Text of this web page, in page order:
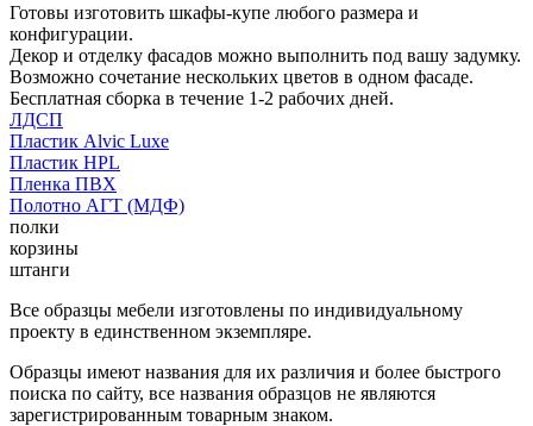
Готовы изготовить шкафы-купе любого размера и
конфигурации.
Декор и отделку фасадов можно выполнить под вашу задумку.
Возможно сочетание нескольких цветов в одном фасаде.
Бесплатная сборка в течение 1-2 рабочих дней.
ЛДСП
Пластик Alvic Luxe
Пластик HPL
Пленка ПВХ
Полотно АГТ (МДФ)
полки
корзины
штанги
Все образцы мебели изготовлены по индивидуальному
проекту в единственном экземпляре.
Образцы имеют названия для их различия и более быстрого
поиска по сайту, все названия образцов не являются
зарегистрированным товарным знаком.